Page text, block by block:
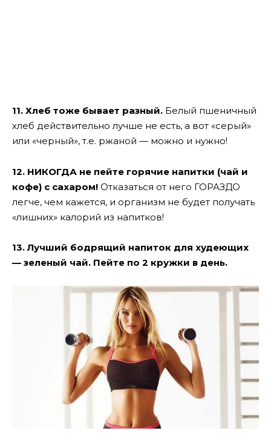
11. Хлеб тоже бывает разный. Белый пшеничный
хлеб действительно лучше не есть, а вот «серый»
или «черный», т.е. ржаной — можно и нужно!
12. НИКОГДА не пейте горячие напитки (чай и
кофе) с сахаром! Отказаться от него ГОРАЗДО
легче, чем кажется, и организм не будет получать
«лишних» калорий из напитков!
13. Лучший бодрящий напиток для худеющих
— зеленый чай. Пейте по 2 кружки в день.